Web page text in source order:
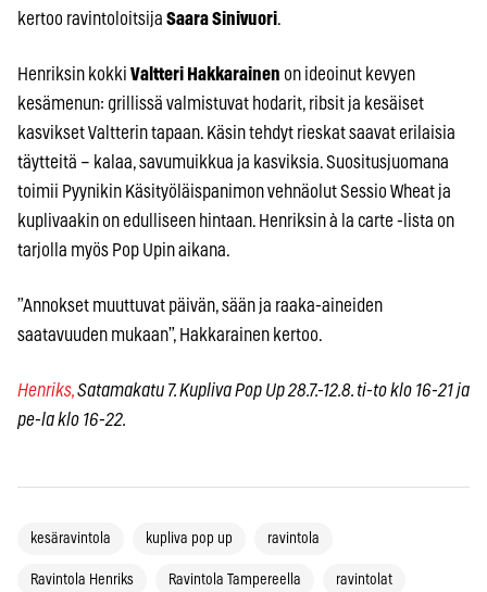
kertoo ravintoloitsija Saara Sinivuori.
Henriksin kokki Valtteri Hakkarainen on ideoinut kevyen
kesämenun: grillissä valmistuvat hodarit, ribsit ja kesäiset
kasvikset Valtterin tapaan. Käsin tehdyt rieskat saavat erilaisia
täytteitä – kalaa, savumuikkua ja kasviksia. Suositusjuomana
toimii Pyynikin Käsityöläispanimon vehnäolut Sessio Wheat ja
kuplivaakin on edulliseen hintaan. Henriksin à la carte -lista on
tarjolla myös Pop Upin aikana.
”Annokset muuttuvat päivän, sään ja raaka-aineiden
saatavuuden mukaan”, Hakkarainen kertoo.
Henriks,Satamakatu 7. Kupliva Pop Up 28.7.-12.8. ti-to klo 16-21 ja
pe-la klo 16-22.
kesäravintola kupliva pop up ravintola
Ravintola Henriks Ravintola Tampereella ravintolat